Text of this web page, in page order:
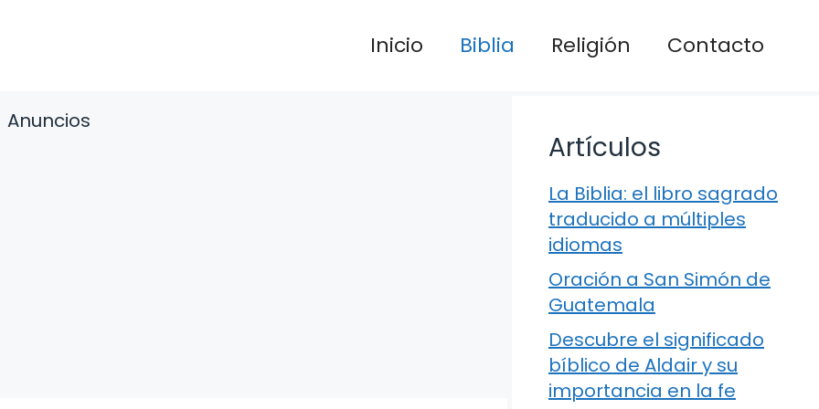
Inicio Biblia Religión Contacto
Anuncios
Artículos
La Biblia: el libro sagrado
traducido a múltiples
idiomas
Oración a San Simón de
Guatemala
Descubre el significado
bíblico de Aldair y su
importancia en la fe